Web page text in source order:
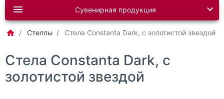
Сувенирная продукция
Стеллы Стела Constanta Dark, с золотистой звездой
Стела Constanta Dark, с
золотистой звездой